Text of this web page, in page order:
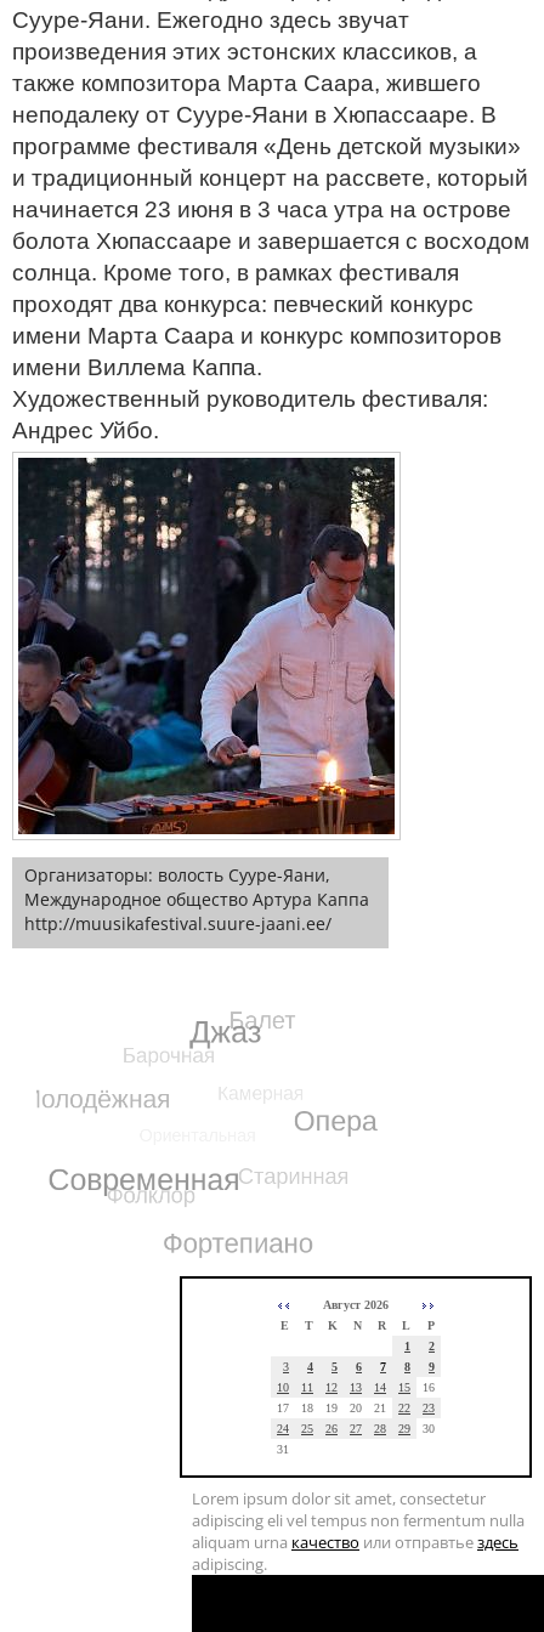
Художественный руководитель фестиваля:
Андрес Уйбо. ee/Музыкальный фестиваль в
Сууре-Яани
Сууре-Яани. Ежегодно здесь звучат
произведения этих эстонских классиков, а
также композитора Марта Саара, жившего
неподалеку от Сууре-Яани в Хюпассааре. В
программе фестиваля «День детской музыки»
и традиционный концерт на рассвете, который
начинается 23 июня в 3 часа утра на острове
болота Хюпассааре и завершается с восходом
солнца. Кроме того, в рамках фестиваля
проходят два конкурса: певческий конкурс
имени Марта Саара и конкурс композиторов
имени Виллема Каппа.
Художественный руководитель фестиваля:
Андрес Уйбо.
Организаторы: волость Сууре-Яани,
Международное общество Артура Каппа
http://muusikafestival.suure-jaani.ee/
Август 2026
E
T K N R L
P
1
2
3
4 5 6 7 8
9
10
11 12 13 14 15
16
17
18 19 20 21 22
23
24
25 26 27 28 29
30
31
Lorem ipsum dolor sit amet, consectetur
adipiscing eli vel tempus non fermentum nulla
aliquam urna качество или отправтьездесь
adipiscing.